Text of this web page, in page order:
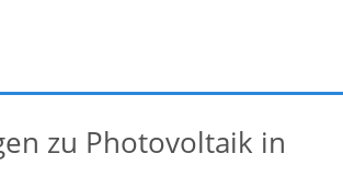
Sitz in
zu Photovoltaik in